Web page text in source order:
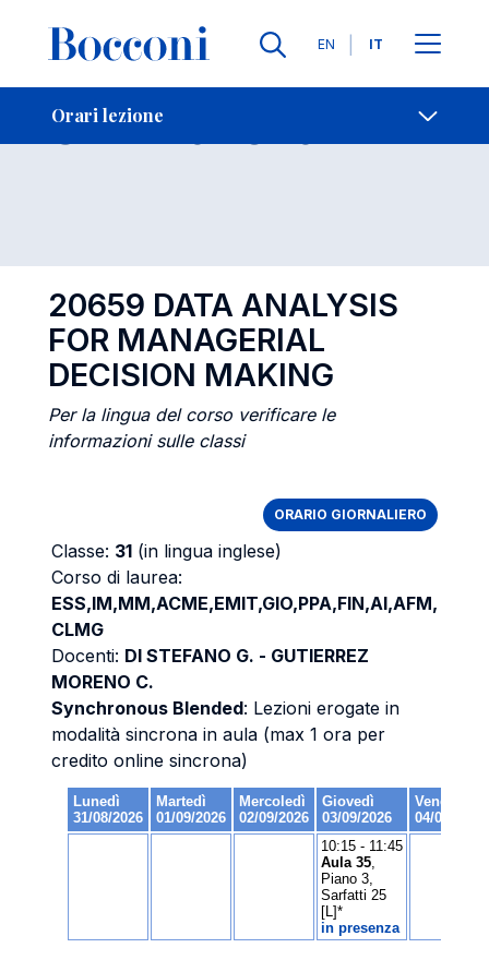
Lingue
EN IT
Orari lezione
-
Orari lezione Open
20659 DATA ANALYSIS
FOR MANAGERIAL
DECISION MAKING
Per la lingua del corso verificare le
informazioni sulle classi
ORARIO GIORNALIERO
Classe: 31 (in lingua inglese)
Corso di laurea:
ESS,IM,MM,ACME,EMIT,GIO,PPA,FIN,AI,AFM,
CLMG
Docenti: DI STEFANO G. - GUTIERREZ
MORENO C.
Synchronous Blended: Lezioni erogate in
modalità sincrona in aula (max 1 ora per
credito online sincrona)